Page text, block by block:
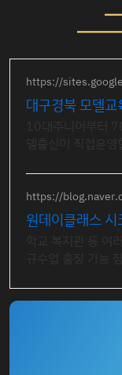
https://
대구경북 모델
https://
원데이클래스